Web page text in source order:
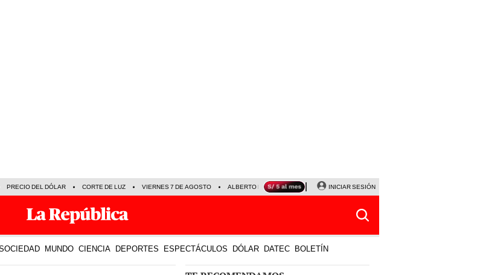
SOCIEDAD MUNDO CIENCIA DEPORTES
21 Feb 2025 | 13:07 h TE RECOMENDAMOS